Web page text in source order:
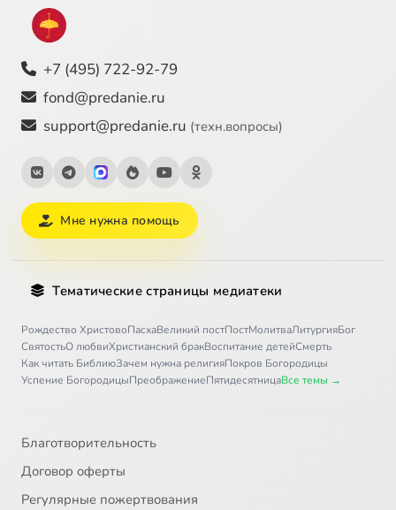
+7 (495) 722-92-79
fond@predanie.ru
support@predanie.ru (техн.вопросы)
Мне нужна помощь
Тематические страницы медиатеки
Рождество ХристовоПасхаВеликий постПостМолитваЛитургияБог
СвятостьО любвиХристианский бракВоспитание детейСмерть
Как читать БиблиюЗачем нужна религияПокров Богородицы
Успение БогородицыПреображениеПятидесятницаВсе темы →
Благотворительность
Договор оферты
Регулярные пожертвования